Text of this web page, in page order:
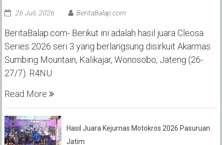
26 Juli, 2026 BeritaBalap.com
BeritaBalap.com- Berikut ini adalah hasil juara Cleosa
Series 2026 seri 3 yang berlangsung disirkuit Akarmas
Sumbing Mountain, Kalikajar, Wonosobo, Jateng (26-
27/7). R4NU
Read More
Hasil Juara Kejurnas Motokros 2026 Pasuruan
Jatim